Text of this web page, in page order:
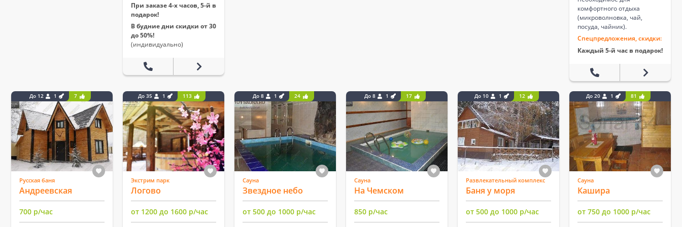
При заказе 4-х часов, 5-й в
подарок!
В будние дни скидки от 30
до 50%!
(индивидуально)
комфортного отдыха
(микроволновка, чай,
посуда, чайник).
Спецпредложения, скидки:
Каждый 5-й час в подарок!
До 12 1 7
Русская баня
Андреевская
700 р/час
До 35 1 113
Экстрим парк
Логово
от 1200 до 1600 р/час
До 8 1 24
Сауна
Звездное небо
от 500 до 1000 р/час
До 8 1 17
Сауна
На Чемском
850 р/час
До 10 1 12
Развлекательный комплекс
Баня у моря
от 500 до 1000 р/час
До 20 1 81
Сауна
Кашира
от 750 до 1000 р/час